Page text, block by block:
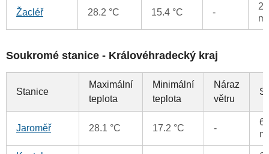
Žacléř 28.2 °C 15.4 °C -
Soukromé stanice - Královéhradecký kraj
Stanice
Maximální
teplota
Minimální
teplota
Náraz
větru
Jaroměř 28.1 °C 17.2 °C -